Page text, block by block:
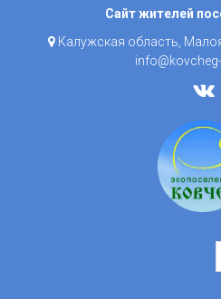
Сайт жителей
Калужская область,